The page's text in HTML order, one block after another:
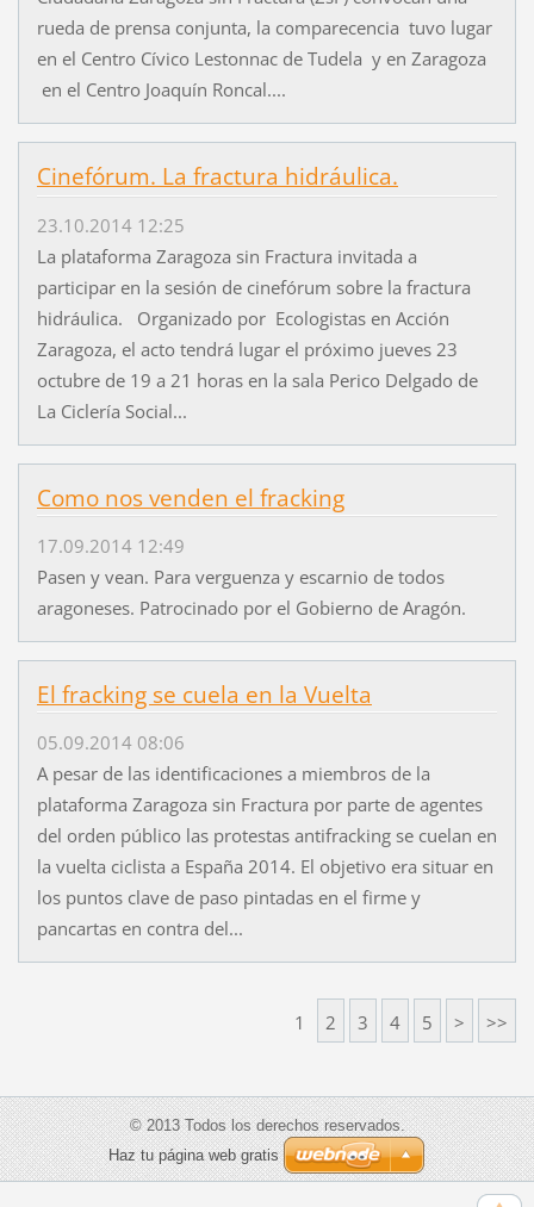
rueda de prensa conjunta, la comparecencia tuvo lugar
en el Centro Cívico Lestonnac de Tudela y en Zaragoza
en el Centro Joaquín Roncal....
Cinefórum. La fractura hidráulica.
23.10.2014 12:25
La plataforma Zaragoza sin Fractura invitada a
participar en la sesión de cinefórum sobre la fractura
hidráulica. Organizado por Ecologistas en Acción
Zaragoza, el acto tendrá lugar el próximo jueves 23
octubre de 19 a 21 horas en la sala Perico Delgado de
La Ciclería Social...
Como nos venden el fracking
17.09.2014 12:49
Pasen y vean. Para verguenza y escarnio de todos
aragoneses. Patrocinado por el Gobierno de Aragón.
El fracking se cuela en la Vuelta
05.09.2014 08:06
A pesar de las identificaciones a miembros de la
plataforma Zaragoza sin Fractura por parte de agentes
del orden público las protestas antifracking se cuelan en
la vuelta ciclista a España 2014. El objetivo era situar en
los puntos clave de paso pintadas en el firme y
pancartas en contra del...
1 2 3 4 5 > >>
© 2013 Todos los derechos reservados.
Haz tu página web gratis